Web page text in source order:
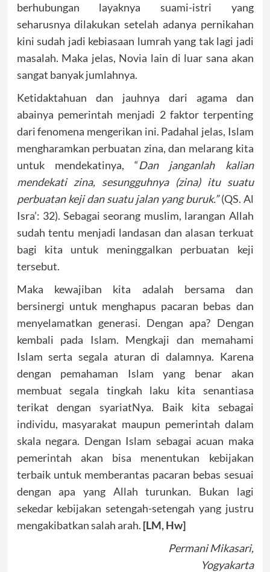
berhubungan layaknya suami-istri yang
seharusnya dilakukan setelah adanya pernikahan
kini sudah jadi kebiasaan lumrah yang tak lagi jadi
masalah. Maka jelas, Novia lain di luar sana akan
sangat banyak jumlahnya.
Ketidaktahuan dan jauhnya dari agama dan
abainya pemerintah menjadi 2 faktor terpenting
dari fenomena mengerikan ini. Padahal jelas, Islam
mengharamkan perbuatan zina, dan melarang kita
untuk mendekatinya, “Dan janganlah kalian
mendekati zina, sesungguhnya (zina) itu suatu
perbuatan keji dan suatu jalan yang buruk.”(QS. Al
Isra’: 32). Sebagai seorang muslim, larangan Allah
sudah tentu menjadi landasan dan alasan terkuat
bagi kita untuk meninggalkan perbuatan keji
tersebut.
Maka kewajiban kita adalah bersama dan
bersinergi untuk menghapus pacaran bebas dan
menyelamatkan generasi. Dengan apa? Dengan
kembali pada Islam. Mengkaji dan memahami
Islam serta segala aturan di dalamnya. Karena
dengan pemahaman Islam yang benar akan
membuat segala tingkah laku kita senantiasa
terikat dengan syariatNya. Baik kita sebagai
individu, masyarakat maupun pemerintah dalam
skala negara. Dengan Islam sebagai acuan maka
pemerintah akan bisa menentukan kebijakan
terbaik untuk memberantas pacaran bebas sesuai
dengan apa yang Allah turunkan. Bukan lagi
sekedar kebijakan setengah-setengah yang justru
mengakibatkan salah arah. [LM, Hw]
Permani Mikasari,
Yogyakarta